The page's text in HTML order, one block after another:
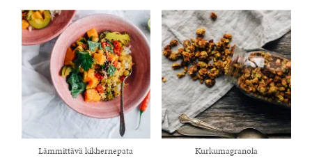
Lämmittävä kikhernepata Kurkumagranola